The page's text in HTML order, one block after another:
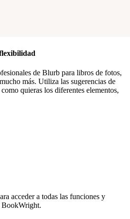
de Blurb para libros de fotos,
más. Utiliza las sugerencias de
quieras los diferentes elementos,
acceder a todas las funciones y
BookWright.